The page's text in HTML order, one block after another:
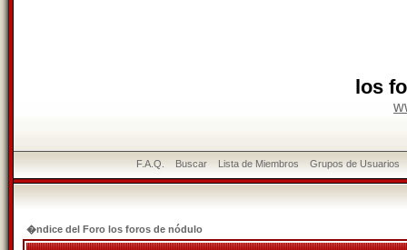
los
F.A.Q. Buscar Lista de Miembros Grupos de Usuarios
�ndice del Foro los foros de nódulo